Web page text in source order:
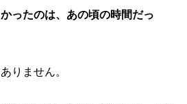
かったのは、あの頃の時間だっ
りません。